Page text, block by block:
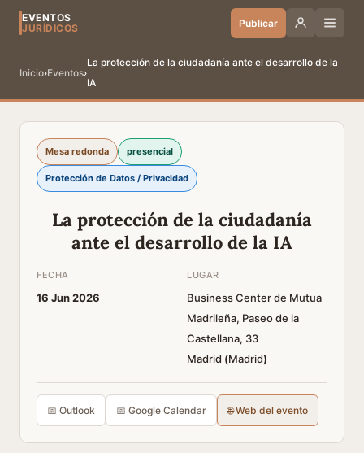
EVENTOS
JURÍDICOS
Publicar
Inicio›Eventos›
La protección de la ciudadanía ante el desarrollo de la
IA
Mesa redonda presencial
Protección de Datos / Privacidad
La protección de la ciudadanía
ante el desarrollo de la IA
FECHA
16 Jun 2026
LUGAR
Business Center de Mutua
Madrileña, Paseo de la
Castellana, 33
Madrid (Madrid)
📅 Outlook 📅 Google Calendar 🌐 Web del evento